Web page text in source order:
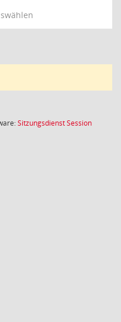
SitzungsdienstSession(Wird in